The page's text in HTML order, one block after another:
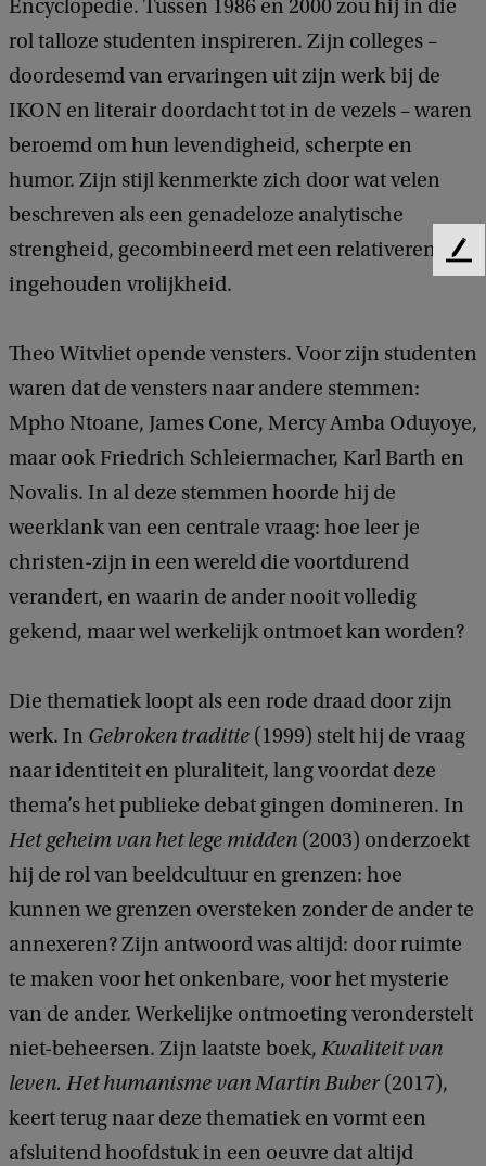
Encyclopedie. Tussen 1986 en 2000 zou hij in die
rol talloze studenten inspireren. Zijn colleges –
doordesemd van ervaringen uit zijn werk bij de
IKON en literair doordacht tot in de vezels – waren
beroemd om hun levendigheid, scherpte en
humor. Zijn stijl kenmerkte zich door wat velen
beschreven als een genadeloze analytische
strengheid, gecombineerd met een relativerende,
ingehouden vrolijkheid.
Theo Witvliet opende vensters. Voor zijn studenten
waren dat de vensters naar andere stemmen:
Mpho Ntoane, James Cone, Mercy Amba Oduyoye,
maar ook Friedrich Schleiermacher, Karl Barth en
Novalis. In al deze stemmen hoorde hij de
weerklank van een centrale vraag: hoe leer je
christen-zijn in een wereld die voortdurend
verandert, en waarin de ander nooit volledig
gekend, maar wel werkelijk ontmoet kan worden?
Die thematiek loopt als een rode draad door zijn
werk. In Gebroken traditie (1999) stelt hij de vraag
naar identiteit en pluraliteit, lang voordat deze
thema’s het publieke debat gingen domineren. In
Het geheim van het lege midden (2003) onderzoekt
hij de rol van beeldcultuur en grenzen: hoe
kunnen we grenzen oversteken zonder de ander te
annexeren? Zijn antwoord was altijd: door ruimte
te maken voor het onkenbare, voor het mysterie
van de ander. Werkelijke ontmoeting veronderstelt
niet-beheersen. Zijn laatste boek, Kwaliteit van
leven. Het humanisme van Martin Buber (2017),
keert terug naar deze thematiek en vormt een
afsluitend hoofdstuk in een oeuvre dat altijd
F
b
k